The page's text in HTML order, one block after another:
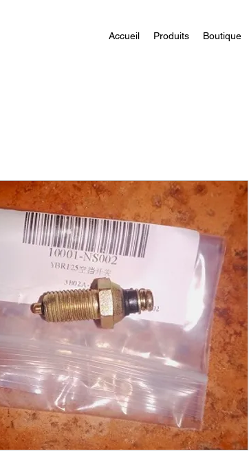
Accueil Produits Boutique